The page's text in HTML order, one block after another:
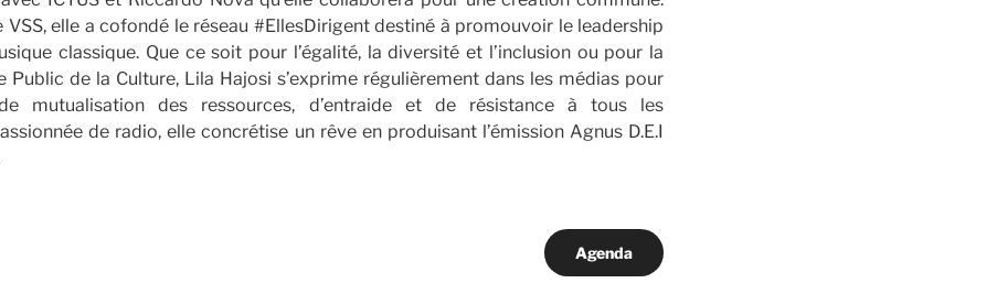
elle a cofondé le réseau #EllesDirigent destiné à promouvoir le leadership
classique. Que ce soit pour l’égalité, la diversité et l’inclusion ou pour la
Public de la Culture, Lila Hajosi s’exprime régulièrement dans les médias pour
mutualisation des ressources, d’entraide et de résistance à tous les
de radio, elle concrétise un rêve en produisant l’émission Agnus D.E.I
Agenda